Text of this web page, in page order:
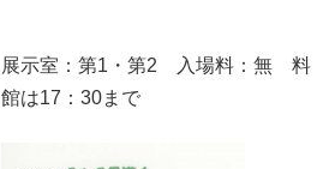
展示室：第1・第2 入場料：無
館は17：30まで